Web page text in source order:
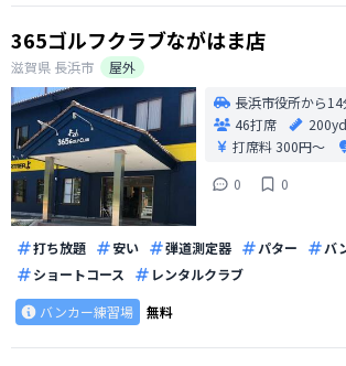
365ゴルフクラブながはま店
滋賀県 長浜市
屋外
長浜市役所から14
46打席
200yd
打席料300円〜
0
0
打ち放題 安い 弾道測定器 パター
バ
ショートコース
レンタルクラブ
バンカー練習場
無料